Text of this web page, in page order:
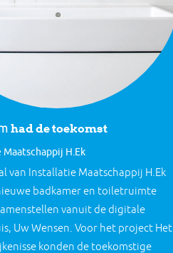
had de toekomst
H.Ek
van Installatie Maatschappij H.Ek
badkamer en toiletruimte
vanuit de digitale
Uw Wensen. Voor het project Het
konden de toekomstige